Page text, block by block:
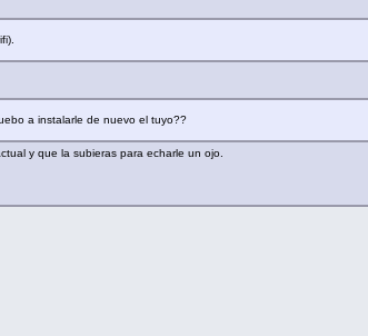
a instalarle de nuevo el tuyo??
y que la subieras para echarle un ojo.